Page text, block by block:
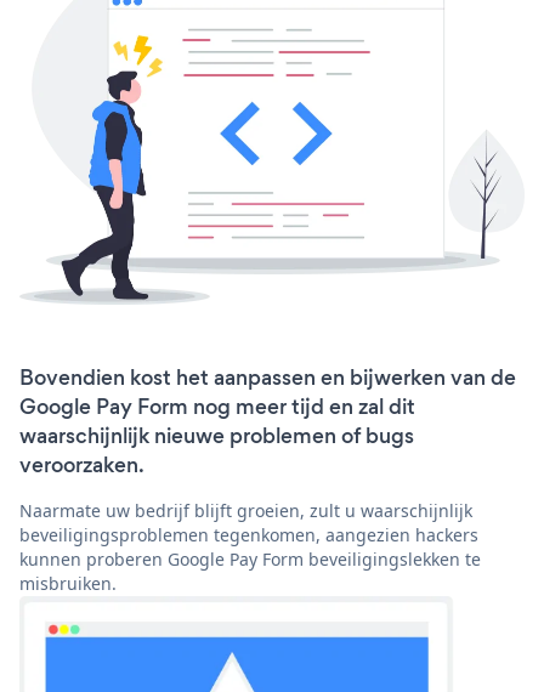
Bovendien kost het aanpassen en bijwerken van de
Google Pay Form nog meer tijd en zal dit
waarschijnlijk nieuwe problemen of bugs
veroorzaken.
Naarmate uw bedrijf blijft groeien, zult u waarschijnlijk
beveiligingsproblemen tegenkomen, aangezien hackers
kunnen proberen Google Pay Form beveiligingslekken te
misbruiken.